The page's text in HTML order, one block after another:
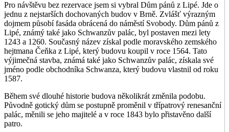
Pro návštěvu bez rezervace jsem si vybral Dům pánů z Lipé. Jde o
jednu z nejstarších dochovaných budov v Brně. Zvlášť výrazným
dojmem působí fasáda obrácená do náměstí Svobody. Dům pánů z
Lipé, známý také jako Schwanzův palác, byl postaven mezi lety
1243 a 1260. Současný název získal podle moravského zemského
hejtmana Čeňka z Lipé, který budovu koupil v roce 1564. Tato
výjimečná stavba, známá také jako Schwanzův palác, získala své
jméno podle obchodníka Schwanza, který budovu vlastnil od roku
1587.
Během své dlouhé historie budova několikrát změnila podobu.
Původně gotický dům se postupně proměnil v třípatrový renesanční
palác, měnili se jeho majitelé a v roce 1843 bylo přistavěno další
patro.